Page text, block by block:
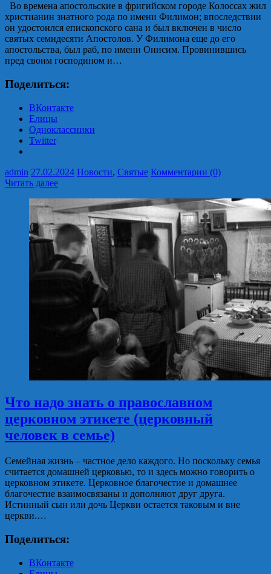
Во времена апостольские в фригийском городе Колоссах жил
христианин знатного рода по имени Филимон; впоследствии
он удостоился епископского сана и был включен в число
святых семидесяти Апостолов. У Филимона еще до его
апостольства, был раб, по имени Онисим. Провинившись
пред своим господином и…
Поделиться:
ВКонтакте
Елицы
Одноклассники
Twitter
admin 27.02.2024 Новости, Святые Комментарии (0)
Читать далее
Что надо знать о православном
церковном этикете (церковный
человек в семье)
Семейная жизнь – частное дело каждого. Но поскольку семья
считается домашней церковью, то и здесь можно говорить о
церковном этикете. Церковное благочестие и домашнее
благочестие взаимосвязаны и дополняют друг друга.
Истинный сын или дочь Церкви остается таковым и вне
церкви.…
Поделиться:
ВКонтакте